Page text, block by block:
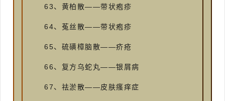
63、黄柏散——带状疱疹
64、菟丝散——带状疱疹
65、硫磺樟脑散——疥疮
66、复方乌蛇丸——银屑病
67、祛淤散——皮肤瘙痒症